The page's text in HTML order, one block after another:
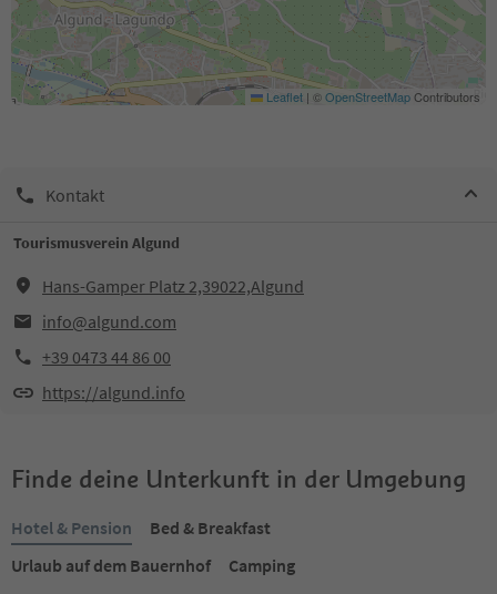
Leaflet | ©OpenStreetMapContributors
Kontakt
Tourismusverein Algund
Hans-Gamper Platz 2,39022,Algund
info@algund.com
+39 0473 44 86 00
https://algund.info
Finde deine Unterkunft in der Umgebung
Hotel & Pension
Bed & Breakfast
Urlaub auf dem Bauernhof
Camping